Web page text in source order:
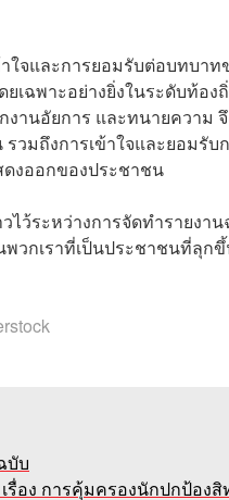
าใจและการยอมรับต่อบทบ
เฉพาะอย่างยิ่งในระดับท้อ
านอัยการ และทนายความ
วมถึงการเข้าใจและยอมรั
งออกของประชาชน
ว้ระหว่างการจัดทำรายงา
วกเราที่เป็นประชาชนที่ลุ
บับ
เรื่อง การคุ้มครองนักปกป้อ